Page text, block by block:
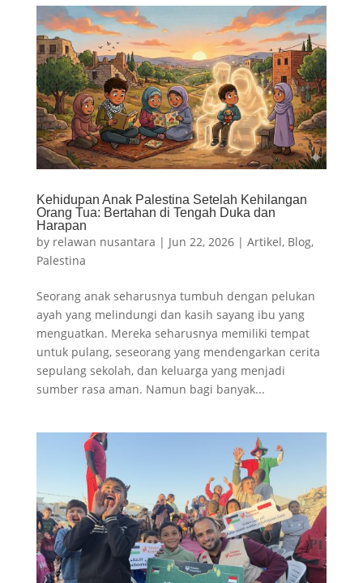
Kehidupan Anak Palestina Setelah Kehilangan
Orang Tua: Bertahan di Tengah Duka dan
Harapan
by relawan nusantara | Jun 22, 2026| Artikel, Blog,
Palestina
Seorang anak seharusnya tumbuh dengan pelukan
ayah yang melindungi dan kasih sayang ibu yang
menguatkan. Mereka seharusnya memiliki tempat
untuk pulang, seseorang yang mendengarkan cerita
sepulang sekolah, dan keluarga yang menjadi
sumber rasa aman. Namun bagi banyak...